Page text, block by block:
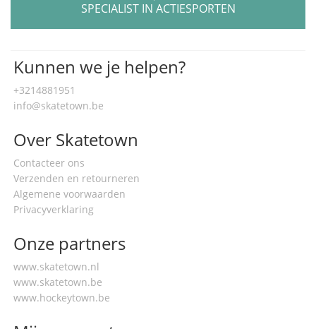
SPECIALIST IN ACTIESPORTEN
Kunnen we je helpen?
+3214881951
info@skatetown.be
Over Skatetown
Contacteer ons
Verzenden en retourneren
Algemene voorwaarden
Privacyverklaring
Onze partners
www.skatetown.nl
www.skatetown.be
www.hockeytown.be